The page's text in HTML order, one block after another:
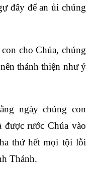
đây để an ủi chúng
cho Chúa, chúng
thánh thiện như ý
ngày chúng con
rước Chúa vào
thứ hết mọi tội lỗi
Thánh.